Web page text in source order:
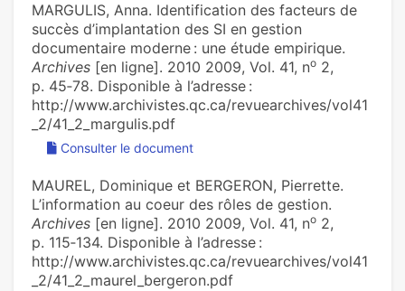
MARGULIS, Anna. Identification des facteurs de
succès d’implantation des SI en gestion
documentaire moderne : une étude empirique.
Archives [en ligne]. 2010 2009, Vol. 41, no 2,
p. 45‑78. Disponible à l’adresse :
http://www.archivistes.qc.ca/revuearchives/vol41
_2/41_2_margulis.pdf
Consulter le document
MAUREL, Dominique et BERGERON, Pierrette.
L’information au coeur des rôles de gestion.
Archives [en ligne]. 2010 2009, Vol. 41, no 2,
p. 115‑134. Disponible à l’adresse :
http://www.archivistes.qc.ca/revuearchives/vol41
_2/41_2_maurel_bergeron.pdf